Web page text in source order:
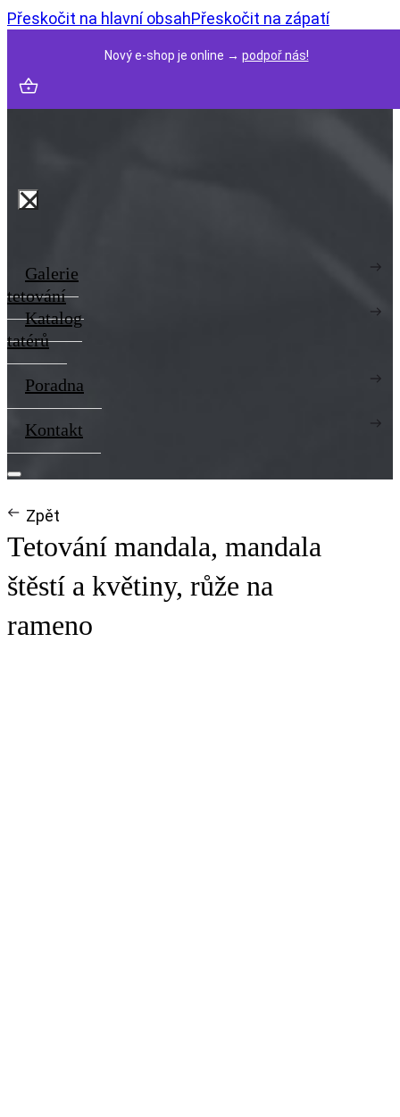
Přeskočit na hlavní obsahPřeskočit na zápatí
Nový e-shop je online → podpoř nás!
Galerie
tetování
Katalog
tatérů
Poradna
Kontakt
Zpět
Tetování mandala, mandala
štěstí a květiny, růže na
rameno